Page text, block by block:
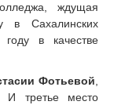
ждущая
в Сахалинских
в качестве
Фотьевой
И третье место